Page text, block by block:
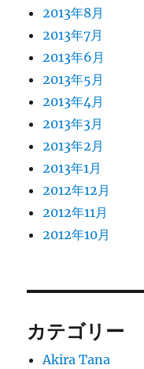
2013年8月
2013年7月
2013年6月
2013年5月
2013年4月
2013年3月
2013年2月
2013年1月
2012年12月
2012年11月
2012年10月
カテゴリー
Akira Tana